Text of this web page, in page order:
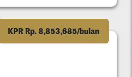
KPR Rp. 8,853,685/bulan